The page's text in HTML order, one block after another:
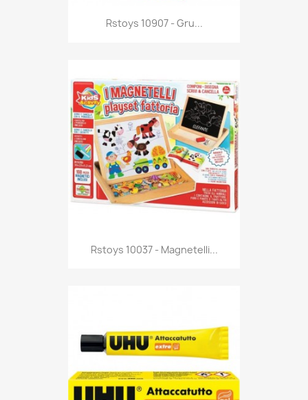
Anteprima
Rstoys 10907 - Gru...
Anteprima
Rstoys 10037 - Magnetelli...